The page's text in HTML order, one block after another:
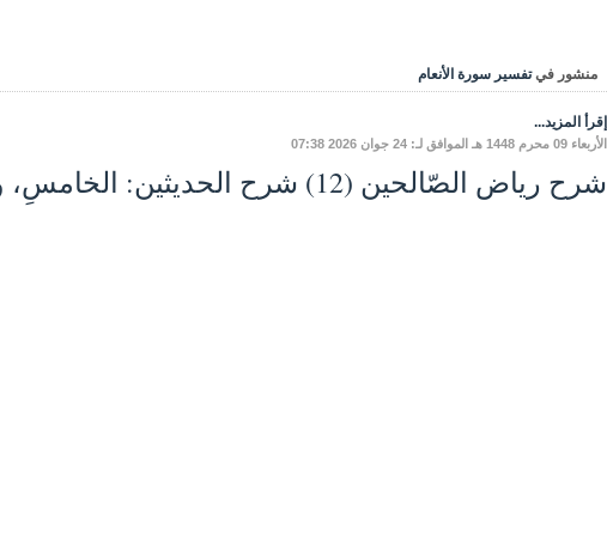
منشور في تفسير سورة الأنعام
إقرأ المزيد...
الأربعاء 09 محرم 1448 هـ الموافق لـ: 24 جوان 2026 07:38
شرح رياض الصّالحين (12) شرح الحديثين: الخامسِ، والسّادسِ.